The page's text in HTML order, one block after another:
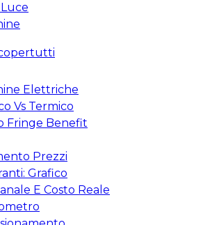
Elettriche
Vs Termico
Fringe Benefit
Prezzi
Grafico
E Costo Reale